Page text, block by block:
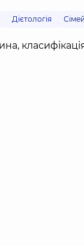
Дієтологія